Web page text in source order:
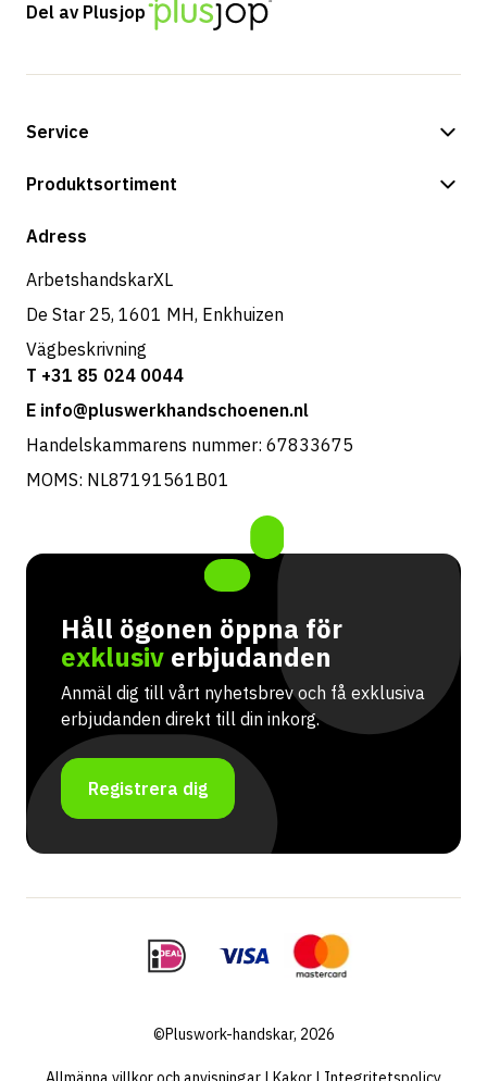
Del av Plusjop
Service
Betalningsalternativ
Produktsortiment
Butik
Adress
ArbetshandskarXL
De Star 25, 1601 MH, Enkhuizen
Vägbeskrivning
T +31 85 024 0044
E info@pluswerkhandschoenen.nl
Handelskammarens nummer: 67833675
MOMS: NL87191561B01
Håll ögonen öppna för
exklusiv erbjudanden
Anmäl dig till vårt nyhetsbrev och få exklusiva
erbjudanden direkt till din inkorg.
Registrera dig
©Pluswork-handskar, 2026